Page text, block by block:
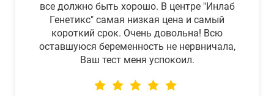
все должно быть хорошо. В центре "Инлаб
Генетикс" самая низкая цена и самый
короткий срок. Очень довольна! Всю
оставшуюся беременность не нервничала,
Ваш тест меня успокоил.